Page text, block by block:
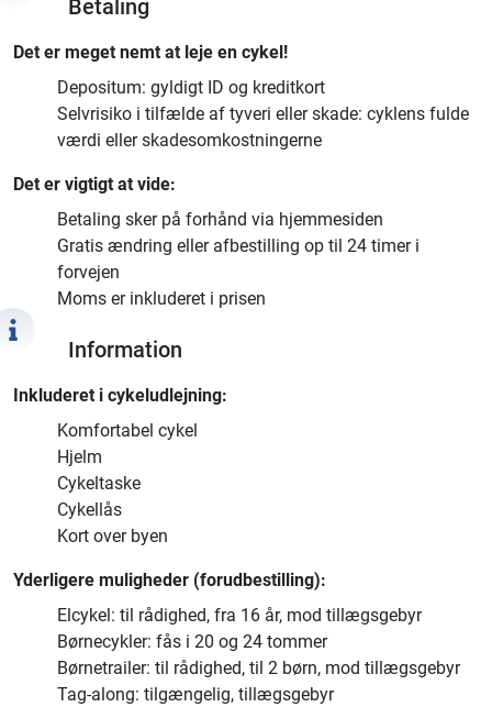
Betaling
Det er meget nemt at leje en cykel!
Depositum: gyldigt ID og kreditkort
Selvrisiko i tilfælde af tyveri eller skade: cyklens fulde
værdi eller skadesomkostningerne
Det er vigtigt at vide:
Betaling sker på forhånd via hjemmesiden
Gratis ændring eller afbestilling op til 24 timer i
forvejen
Moms er inkluderet i prisen
Information
Inkluderet i cykeludlejning:
Komfortabel cykel
Hjelm
Cykeltaske
Cykellås
Kort over byen
Yderligere muligheder (forudbestilling):
Elcykel: til rådighed, fra 16 år, mod tillægsgebyr
Børnecykler: fås i 20 og 24 tommer
Børnetrailer: til rådighed, til 2 børn, mod tillægsgebyr
Tag-along: tilgængelig, tillægsgebyr